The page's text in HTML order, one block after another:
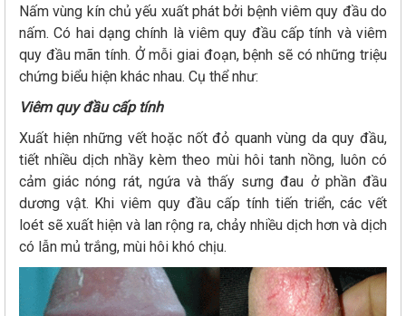
Nấm vùng kín chủ yếu xuất phát bởi bệnh viêm quy đầu do
nấm. Có hai dạng chính là viêm quy đầu cấp tính và viêm
quy đầu mãn tính. Ở mỗi giai đoạn, bệnh sẽ có những triệu
chứng biểu hiện khác nhau. Cụ thể như:
Viêm quy đầu cấp tính
Xuất hiện những vết hoặc nốt đỏ quanh vùng da quy đầu,
tiết nhiều dịch nhầy kèm theo mùi hôi tanh nồng, luôn có
cảm giác nóng rát, ngứa và thấy sưng đau ở phần đầu
dương vật. Khi viêm quy đầu cấp tính tiến triển, các vết
loét sẽ xuất hiện và lan rộng ra, chảy nhiều dịch hơn và dịch
có lẫn mủ trắng, mùi hôi khó chịu.